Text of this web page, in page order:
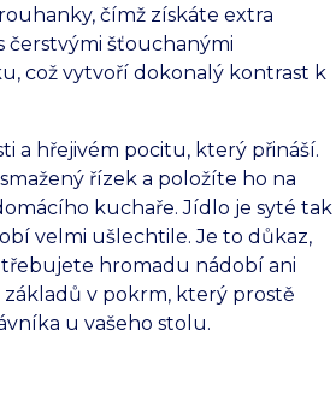
čímž získáte extra
čerstvými šťouchanými
což vytvoří dokonalý kontrast k
a hřejivém pocitu, který přináší.
řízek a položíte ho na
kuchaře. Jídlo je syté tak
velmi ušlechtile. Je to důkaz,
hromadu nádobí ani
v pokrm, který prostě
u vašeho stolu.